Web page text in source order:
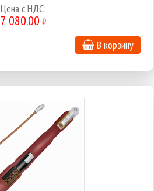
Цена с НДС:
7 080.00 ₽
В корзину